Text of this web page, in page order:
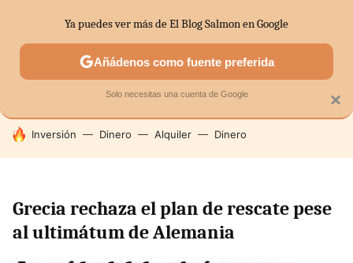
SECTORES ECONOMÍA DOMÉSTICA MERCADOS
HOY SE HABLA DE
Inversión Dinero Alquiler Dinero
Grecia rechaza el plan de rescate pese
al ultimátum de Alemania
×
Ya puedes ver más de El Blog Salmon en Google
Añádenos como fuente preferida
Solo necesitas una cuenta de Google